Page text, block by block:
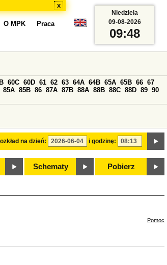
x
O MPK Praca
na dzień: i godzinę:
60C 60D 61 62 63 64A 64B 65A 65B 66 67
85A 85B 86 87A 87B 88A 88B 88C 88D 89 90
Schematy Pobierz
Niedziela
09-08-2026
09:48
Pomoc